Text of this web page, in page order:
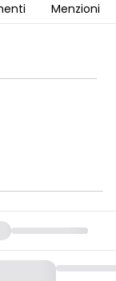
Menzioni